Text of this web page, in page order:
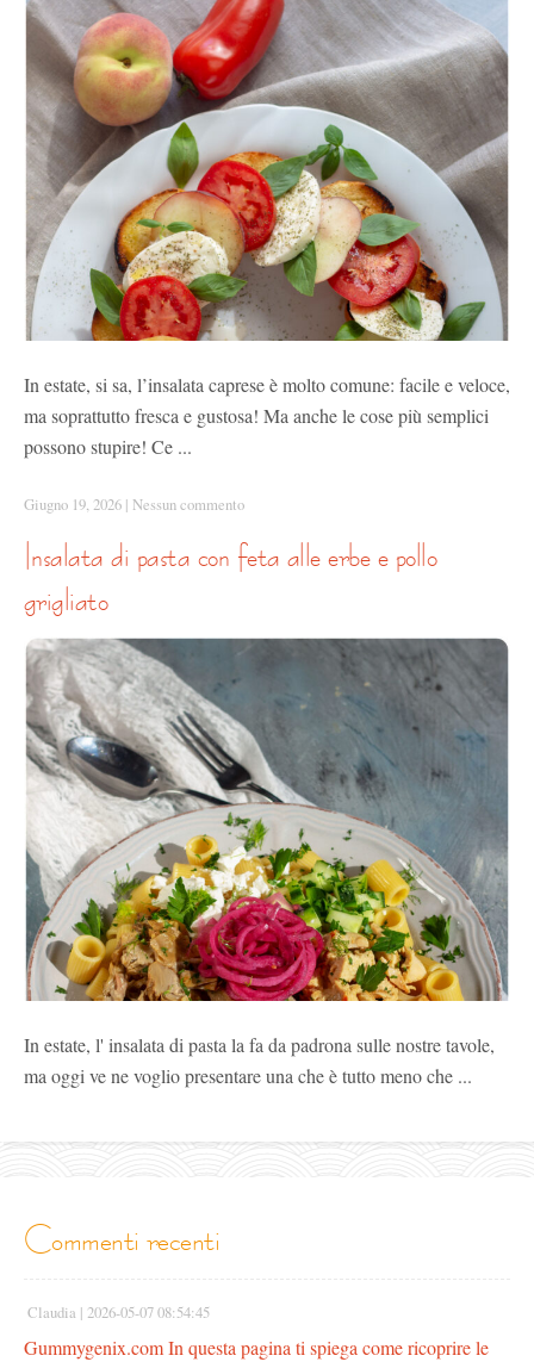
In estate, si sa, l’insalata caprese è molto comune: facile e veloce,
ma soprattutto fresca e gustosa! Ma anche le cose più semplici
possono stupire! Ce ...
Giugno 19, 2026 | Nessun commento
insalata di pasta con feta alle erbe e pollo
grigliato
In estate, l' insalata di pasta la fa da padrona sulle nostre tavole,
ma oggi ve ne voglio presentare una che è tutto meno che ...
commenti recenti
Claudia | 2026-05-07 08:54:45
Gummygenix.com In questa pagina ti spiega come ricoprire le